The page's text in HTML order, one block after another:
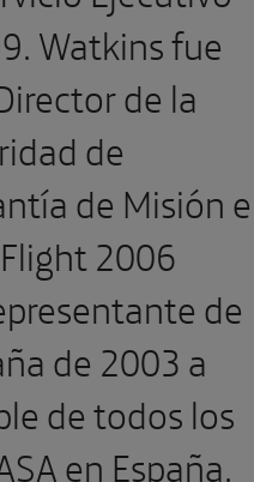
Watkins fue
de la
de
de Misión
2006
de
de 2003 a
de todos los
en España.